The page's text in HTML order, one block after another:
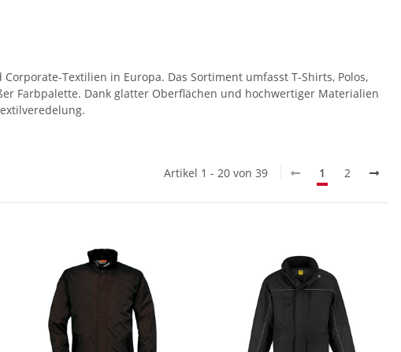
Textilien in Europa. Das Sortiment umfasst T-Shirts, Polos,
Farbpalette. Dank glatter Oberflächen und hochwertiger Materialien
Artikel 1 - 20 von 39 1 2